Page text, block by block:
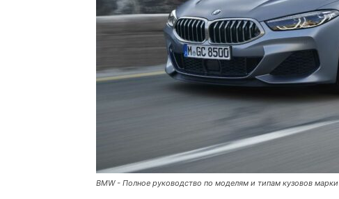
BMW - Полное руководство по моделям и типам кузовов марки